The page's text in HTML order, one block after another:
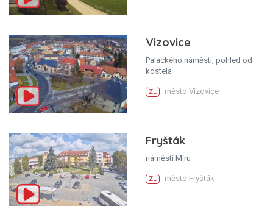
Vizovice
Palackého náměstí, pohled od
kostela
ZL město Vizovice
Fryšták
náměstí Míru
ZL město Fryšták